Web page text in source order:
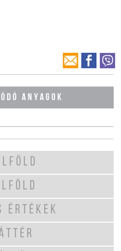
ANYAGOK
ÉRTÉKEK